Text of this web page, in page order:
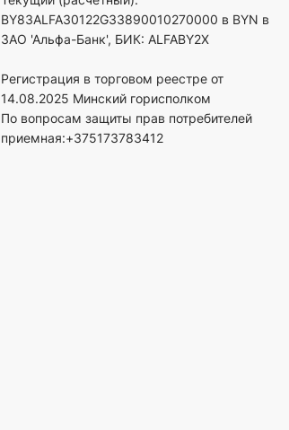
BY83ALFA30122G33890010270000 в BYN в
ЗАО 'Альфа-Банк', БИК: ALFABY2X
Регистрация в торговом реестре от
14.08.2025 Минский горисполком
По вопросам защиты прав потребителей
приемная:+375173783412